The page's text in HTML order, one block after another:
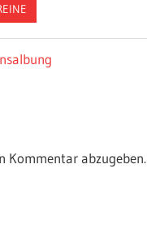
Kommentar abzugeben.